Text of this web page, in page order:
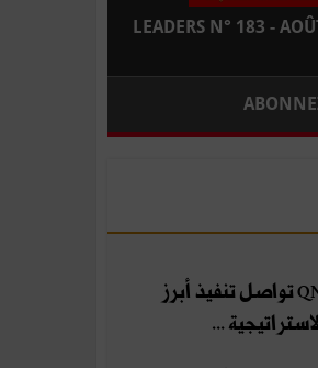
LEADERS N° 183 -
مجموعة QNB تواصل تنفيذ أبرز
...